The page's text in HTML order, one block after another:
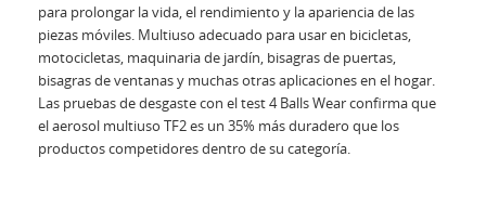
para prolongar la vida, el rendimiento y la apariencia de las
piezas móviles. Multiuso adecuado para usar en bicicletas,
motocicletas, maquinaria de jardín, bisagras de puertas,
bisagras de ventanas y muchas otras aplicaciones en el hogar.
Las pruebas de desgaste con el test 4 Balls Wear confirma que
el aerosol multiuso TF2 es un 35% más duradero que los
productos competidores dentro de su categoría.